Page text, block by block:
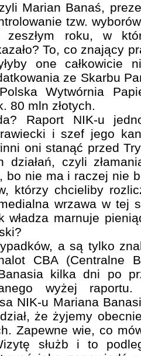
Marian Banaś,
tzw.
roku, w
To, co znający
one całkowicie
ze Skarbu
Wytwórnia
80 mln złotych.
Raport NIK-u
i szef jego
oni stanąć przed
działań, czyli
bo nie ma i raczej nie
którzy chcieliby
wrzawa w tej
władza marnuje
a są tylko
CBA (Centralne
kilka dni po
wyżej
NIK-u Mariana
że żyjemy
Zapewne wie, co
służb i to